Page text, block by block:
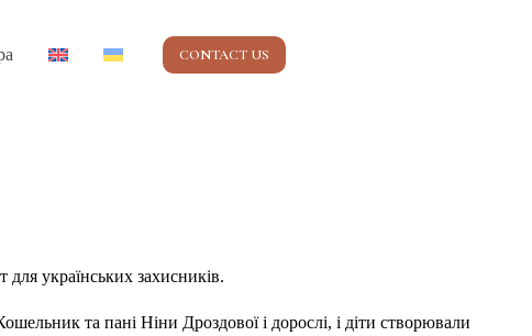
CONTACT US
для українських захисників.
та пані Ніни Дроздової і дорослі, і діти створювали